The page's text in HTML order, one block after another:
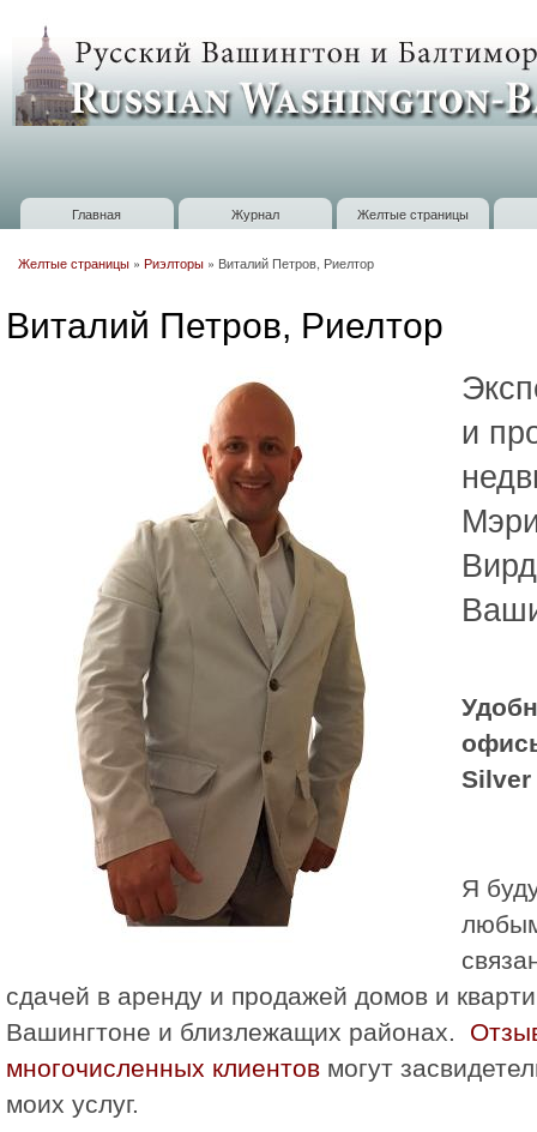
Russian
Washington
Baltimore
Главное меню
Главная Журнал Желтые страницы
Желтые страницы » Риэлторы » Виталий Петров, Риелтор
Виталий Петров, Риелтор
и
Silver
Я
сдачей в аренду и продажей домов и
Вашингтоне и близлежащих районах.
многочисленных клиентов могут
моих услуг.